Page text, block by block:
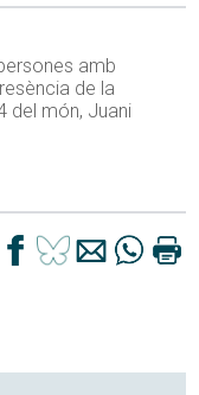
amb
de la
del món, Juani